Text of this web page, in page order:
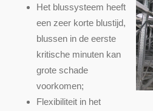
Het blussysteem heeft
een zeer korte blustijd,
blussen in de eerste
kritische minuten kan
grote schade
voorkomen;
Flexibiliteit in het